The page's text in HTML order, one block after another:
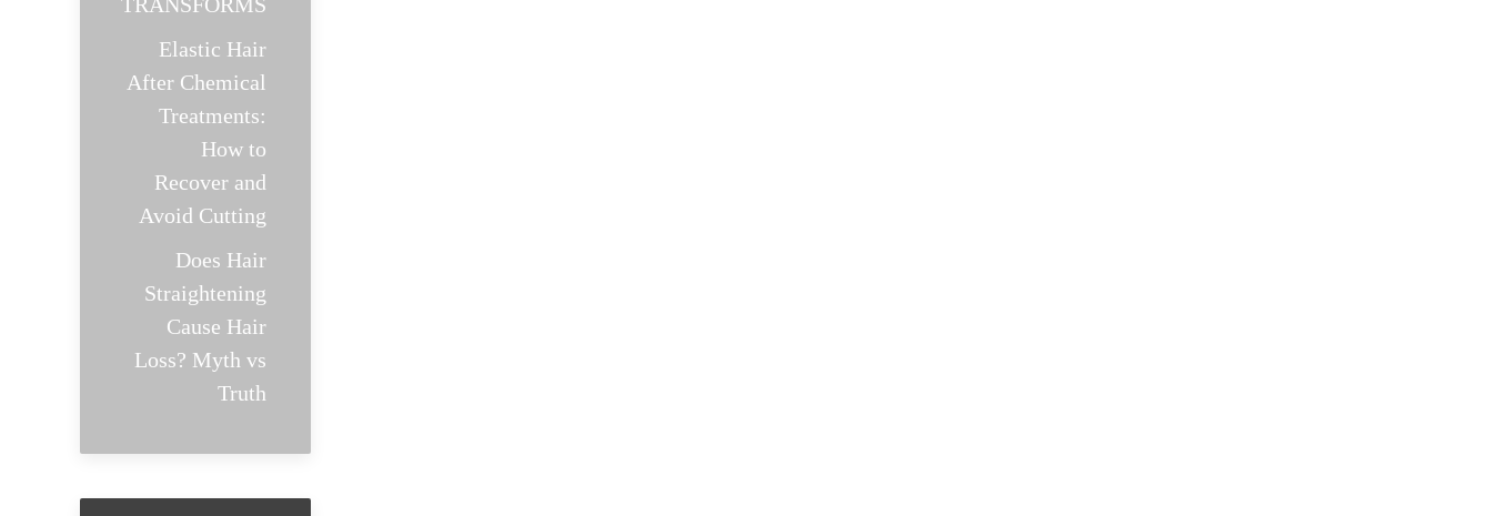
Elastic Hair
After Chemical
Treatments:
How to
Recover and
Avoid Cutting
Does Hair
Straightening
Cause Hair
Loss? Myth vs
Truth